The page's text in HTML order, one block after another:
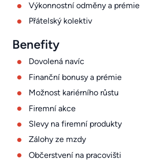
Výkonnostní odměny a prémie
Přátelský kolektiv
Benefity
Dovolená navíc
Finanční bonusy a prémie
Možnost kariérního růstu
Firemní akce
Slevy na firemní produkty
Zálohy ze mzdy
Občerstvení na pracovišti